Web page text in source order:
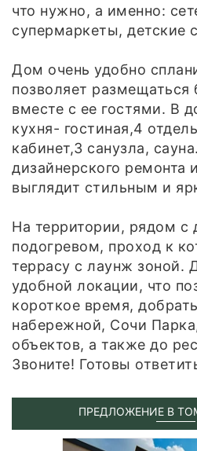
что нужно, а именно:
супермаркеты, детские
Дом очень удобно
позволяет
вместе с ее гостями. В
кухня- гостиная,4
кабинет,3 санузла,
дизайнерского ремонта
выглядит стильным и
На территории, рядом с
подогревом, проход к
террасу с лаунж зоной.
удобной локации, что
короткое время,
набережной, Сочи
объектов, а также до
Звоните! Готовы
ПРЕДЛОЖЕНИЕ В